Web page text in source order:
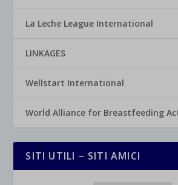
La Leche League International
LINKAGES
Wellstart International
World Alliance for Breastfeeding
SITI UTILI – SITI AMICI